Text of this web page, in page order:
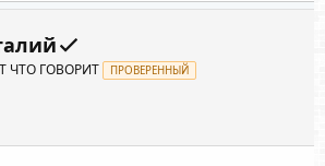
ЧТО ГОВОРИТ ПРОВЕРЕННЫЙ